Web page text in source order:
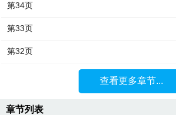
第34页
第33页
第32页
查看更多章节...
章节列表